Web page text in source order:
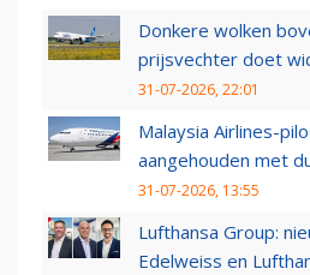
Donkere wolken
prijsvechter doet
31-07-2026, 22:01
Malaysia Airlines-
aangehouden met
31-07-2026, 13:55
Lufthansa Group:
Edelweiss en